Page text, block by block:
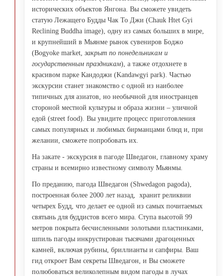
исторических объектов Янгона. Вы сможете увидеть
статую Лежащего Будды Чак То Джи (Chauk Htet Gyi
Reclining Buddha image), одну из самых больших в мире,
и крупнейший в Мьянме рынок сувениров Боджо
(Bogyoke market, закрыт по понедельникам и
государственным праздникам), а также отдохнете в
красивом парке Кандоджи (Kandawgyi park). Частью
экскурсии станет знакомство с одной из наиболее
типичных для азиатов, но необычной для иностранцев
стороной местной культуры и образа жизни – уличной
едой (street food). Вы увидите процесс приготовления
самых популярных и любимых бирманцами блюд и, при
желании, сможете попробовать их.
На закате - экскурсия в пагоде Шведагон, главному храму
страны и всемирно известному символу Мьянмы.
По преданию, пагода Шведагон (Shwedagon pagoda),
построенная более 2000 лет назад, хранит реликвии
четырех Будд, что делает ее одной из самых почитаемых
святынь для буддистов всего мира. Ступа высотой 99
метров покрыта бесчисленными золотыми пластинками,
шпиль пагоды инкрустирован тысячами драгоценных
камней, включая рубины, бриллианты и сапфиры. Ваш
гид откроет Вам секреты Шведагон, и Вы сможете
полюбоваться великолепным видом пагоды в лучах